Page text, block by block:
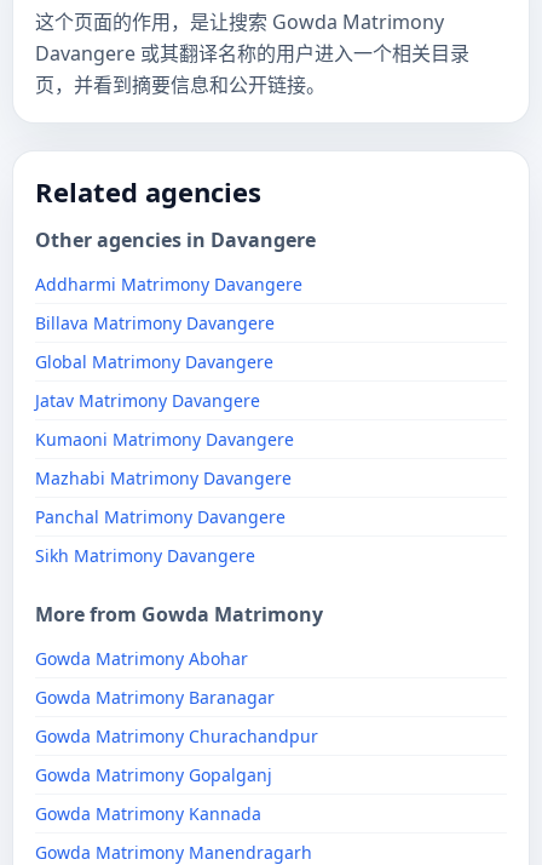
这个页面的作用，是让搜索 Gowda Matrimony
Davangere 或其翻译名称的用户进入一个相关目录
页，并看到摘要信息和公开链接。
Related agencies
Other agencies in Davangere
Addharmi Matrimony Davangere
Billava Matrimony Davangere
Global Matrimony Davangere
Jatav Matrimony Davangere
Kumaoni Matrimony Davangere
Mazhabi Matrimony Davangere
Panchal Matrimony Davangere
Sikh Matrimony Davangere
More from Gowda Matrimony
Gowda Matrimony Abohar
Gowda Matrimony Baranagar
Gowda Matrimony Churachandpur
Gowda Matrimony Gopalganj
Gowda Matrimony Kannada
Gowda Matrimony Manendragarh